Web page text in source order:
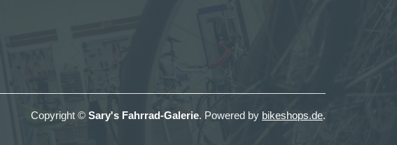
Copyright © Sary's Fahrrad-Galerie. Powered by bikeshops.de.